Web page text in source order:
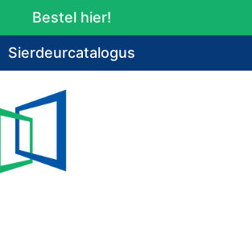
Bestel hier!
Sierdeurcatalogus